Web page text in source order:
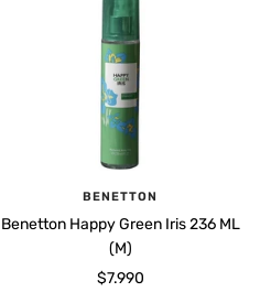
BENETTON
Benetton Happy Green Iris 236 ML
(M)
Precio
$7.990